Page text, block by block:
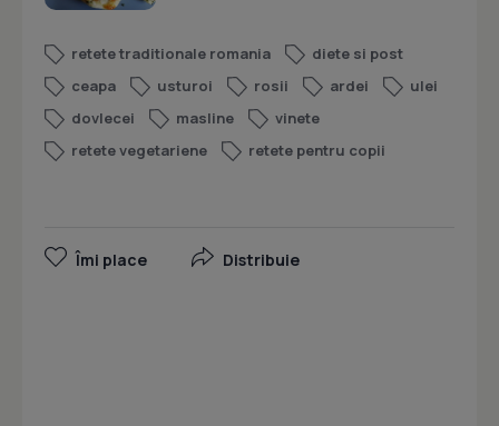
retete traditionale romania
diete si post
ceapa
usturoi rosii ardei
ulei
dovlecei
masline
vinete
retete vegetariene
retete pentru copii
Îmi place Distribuie